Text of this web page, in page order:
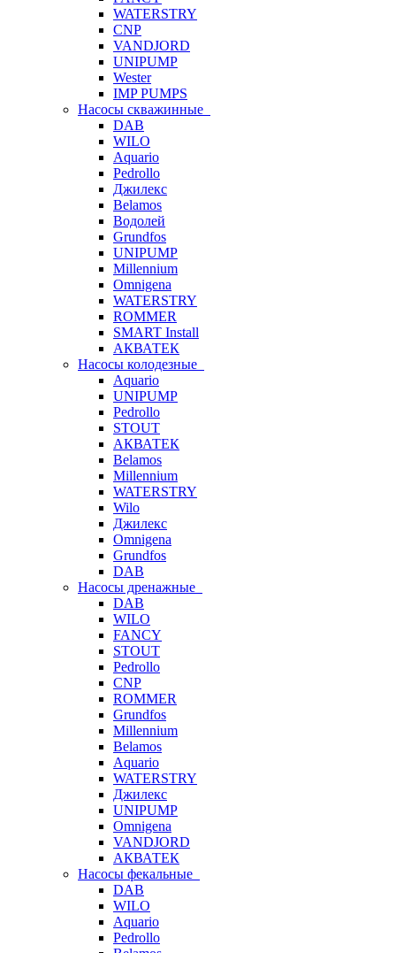
WATERSTRY
CNP
VANDJORD
UNIPUMP
Wester
IMP PUMPS
Насосы скважинные
DAB
WILO
Aquario
Pedrollo
Джилекс
Belamos
Водолей
Grundfos
UNIPUMP
Millennium
Omnigena
WATERSTRY
ROMMER
SMART Install
АКВАТЕК
Насосы колодезные
Aquario
UNIPUMP
Pedrollo
STOUT
АКВАТЕК
Belamos
Millennium
WATERSTRY
Wilo
Джилекс
Omnigena
Grundfos
DAB
Насосы дренажные
DAB
WILO
FANCY
STOUT
Pedrollo
CNP
ROMMER
Grundfos
Millennium
Belamos
Aquario
WATERSTRY
Джилекс
UNIPUMP
Omnigena
VANDJORD
АКВАТЕК
Насосы фекальные
DAB
WILO
Aquario
Pedrollo